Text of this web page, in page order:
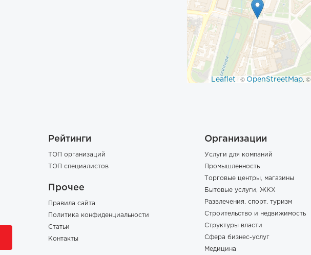
Leaflet | © OpenStreetMap, ©
Рейтинги
ТОП организаций
ТОП специалистов
Прочее
Правила сайта
Политика конфиденциальности
Статьи
Контакты
Организации
Услуги для компаний
Промышленность
Торговые центры, магазины
Бытовые услуги, ЖКХ
Развлечения, спорт, туризм
Строительство и недвижимость
Структуры власти
Сфера бизнес-услуг
Медицина